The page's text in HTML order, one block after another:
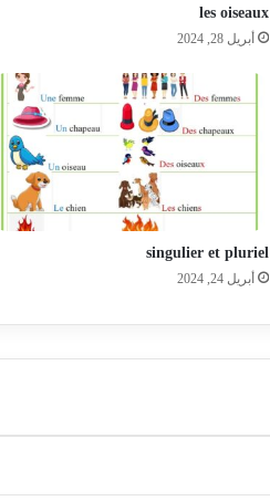
les oiseaux
أبريل 28, 2024
singulier et pluriel
أبريل 24, 2024